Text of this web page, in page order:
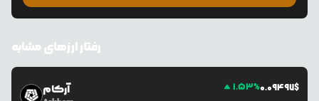
رفتار ارزهای مشابه
آرکام 1.53%0.09497$